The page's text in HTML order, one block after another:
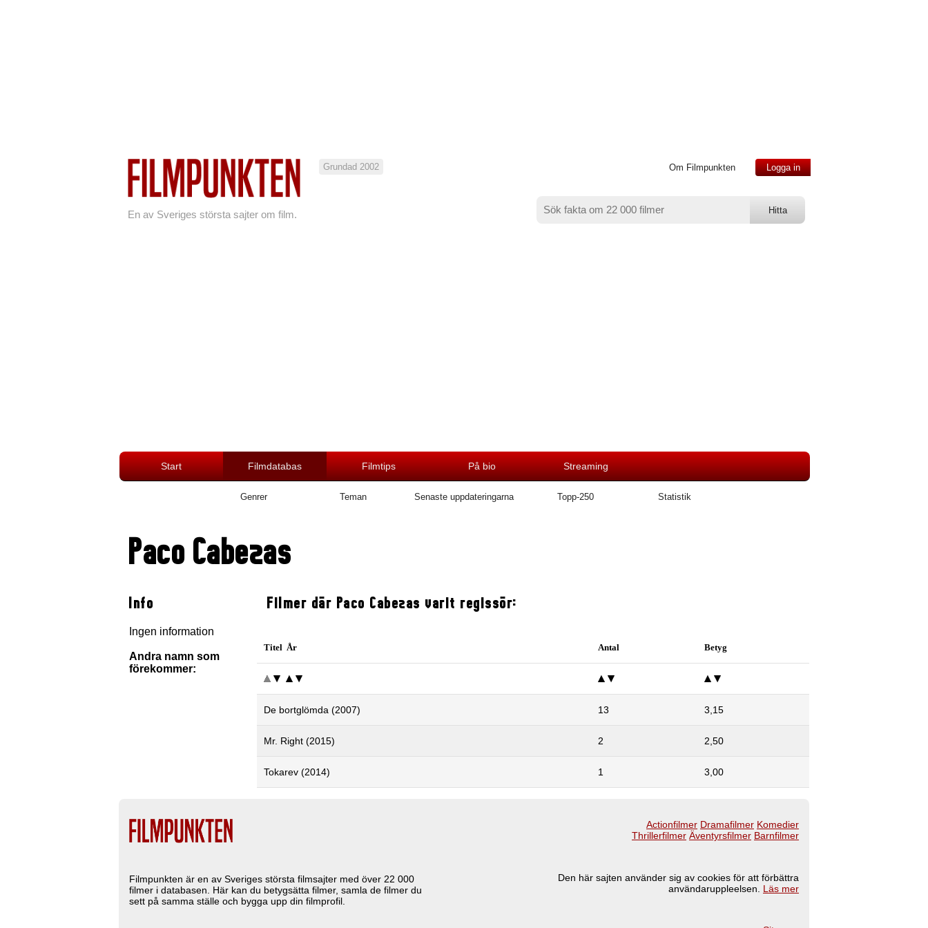
En av Sveriges största sajter om film.
Grundad 2002 Om Filmpunkten Logga in
Start Filmdatabas Filmtips På bio Streaming
Genrer Teman Senaste uppdateringarna Topp-250 Statistik
Paco Cabezas
Info
Ingen information
Andra namn som
förekommer:
Filmer där Paco Cabezas varit regissör:
Titel År Antal Betyg
De bortglömda (2007) 13 3,15
Mr. Right (2015) 2 2,50
Tokarev (2014) 1 3,00
Filmpunkten är en av Sveriges största filmsajter med över 22 000
filmer i databasen. Här kan du betygsätta filmer, samla de filmer du
sett på samma ställe och bygga upp din filmprofil.
Actionfilmer Dramafilmer Komedier
Thrillerfilmer Äventyrsfilmer Barnfilmer
Den här sajten använder sig av cookies för att förbättra
användaruppleelsen. Läs mer